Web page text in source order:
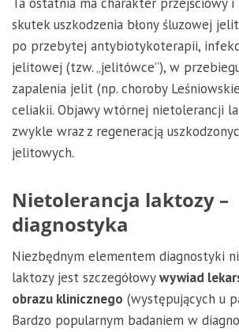
skutek uszkodzenia błony śluzowej
po przebytej antybiotykoterapii,
jelitowej (tzw. „jelitówce”), w
zapalenia jelit (np. choroby
celiakii. Objawy wtórnej nietolerancji
zwykle wraz z regeneracją
jelitowych.
Nietolerancja laktozy –
diagnostyka
Niezbędnym elementem diagnostyki
laktozy jest szczegółowywywiad
obrazu klinicznego (występujących u
Bardzo popularnym badaniem w